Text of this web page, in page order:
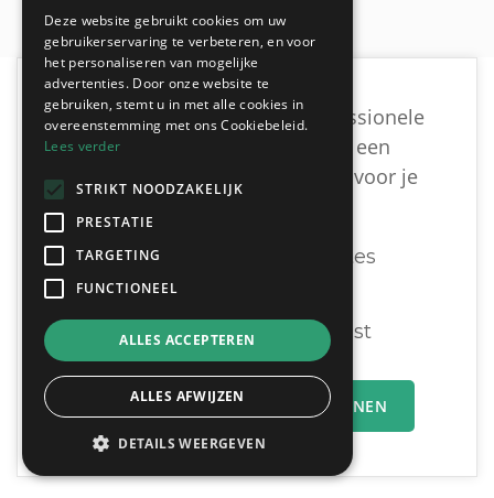
Ben je op zoek naar een professionele
schilder uit Antwerpen om een
vrijblijvende offerte te krijgen voor je
Ontvang tot 3 offertes
Gratis & Vrijblijvend
U vergelijkt en beslist
MIJN OFFERTEAANVRAAG INDIENEN
Deze website gebruikt cookies om uw
gebruikerservaring te verbeteren, en voor
het personaliseren van mogelijke
advertenties. Door onze website te
gebruiken, stemt u in met alle cookies in
overeenstemming met ons Cookiebeleid.
Lees verder
STRIKT NOODZAKELIJK
PRESTATIE
TARGETING
FUNCTIONEEL
ALLES ACCEPTEREN
ALLES AFWIJZEN
DETAILS WEERGEVEN